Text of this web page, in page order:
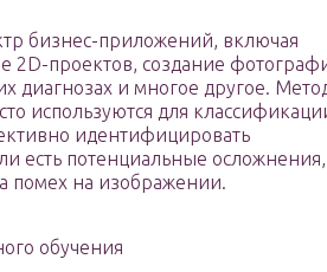
бизнес-приложений, включая
2D-проектов, создание
диагнозах и многое другое.
используются для
идентифицировать
есть потенциальные
помех на изображении.
обучения